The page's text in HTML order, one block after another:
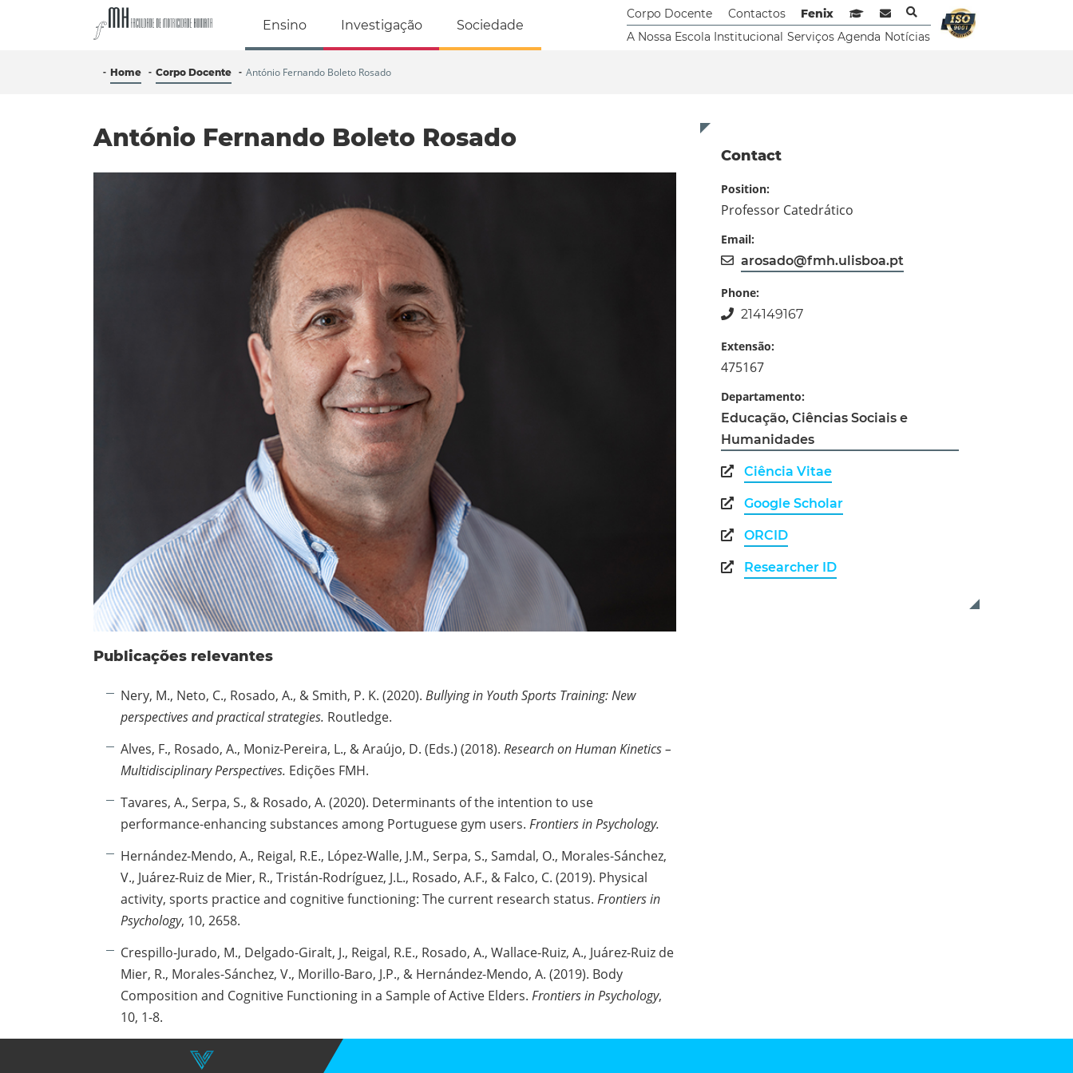
Faculdade de Motricidade Humana
Ensino Investigação Sociedade
Corpo Docente Contactos Fenix
Sistema de Gestão de Aprendizagem
Webmail
A Nossa Escola Institucional Serviços Agenda Notícias
Home Corpo Docente António Fernando Boleto Rosado
António Fernando Boleto Rosado
Publicações relevantes
Nery, M., Neto, C., Rosado, A., & Smith, P. K. (2020). Bullying in Youth Sports Training: New
perspectives and practical strategies. Routledge.
Alves, F., Rosado, A., Moniz-Pereira, L., & Araújo, D. (Eds.) (2018). Research on Human Kinetics –
Multidisciplinary Perspectives. Edições FMH.
Tavares, A., Serpa, S., & Rosado, A. (2020). Determinants of the intention to use
performance-enhancing substances among Portuguese gym users. Frontiers in Psychology.
Hernández-Mendo, A., Reigal, R.E., López-Walle, J.M., Serpa, S., Samdal, O., Morales-Sánchez,
V., Juárez-Ruiz de Mier, R., Tristán-Rodríguez, J.L., Rosado, A.F., & Falco, C. (2019). Physical
activity, sports practice and cognitive functioning: The current research status. Frontiers in
Psychology, 10, 2658.
Crespillo-Jurado, M., Delgado-Giralt, J., Reigal, R.E., Rosado, A., Wallace-Ruiz, A., Juárez-Ruiz de
Mier, R., Morales-Sánchez, V., Morillo-Baro, J.P., & Hernández-Mendo, A. (2019). Body
Composition and Cognitive Functioning in a Sample of Active Elders. Frontiers in Psychology,
10, 1-8.
Contact
Position:
Professor Catedrático
Email:
arosado@fmh.ulisboa.pt
Phone:
214149167
Extensão:
475167
Departamento:
Educação, Ciências Sociais e
Humanidades
Ciência Vitae
Google Scholar
ORCID
Researcher ID